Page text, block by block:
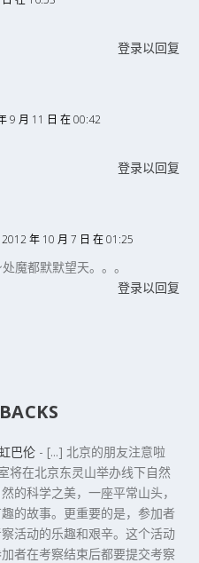
登录以回复
9 月 11 日 在 00:42
登录以回复
年 10 月 7 日 在 01:25
魔都默默望天。。。
登录以回复
巴伦 - [...] 北京的朋友注意啦
将在北京东灵山举办线下自然
的科学之美，一座平常山头，
的故事。更重要的是，参加者
活动的乐趣和艰辛。这个活动
者在考察结束后都要提交考察